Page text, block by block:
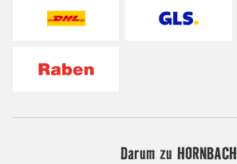
Darum zu HORNBACH